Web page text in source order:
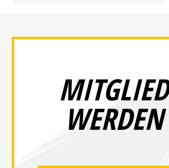
MITGLIED
WERDEN